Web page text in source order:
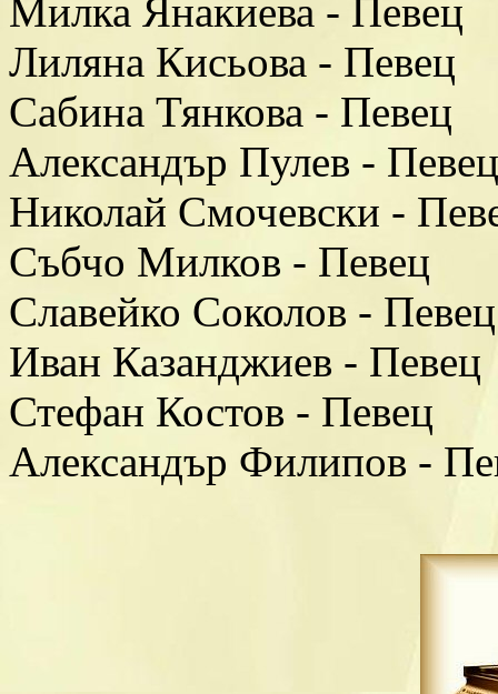
Милка Янакиева - Певец
Лиляна Кисьова - Певец
Сабина Тянкова - Певец
Александър Пулев - Певец
Николай Смочевски -
Събчо Милков - Певец
Славейко Соколов - Певец
Иван Казанджиев - Певец
Стефан Костов - Певец
Александър Филипов -